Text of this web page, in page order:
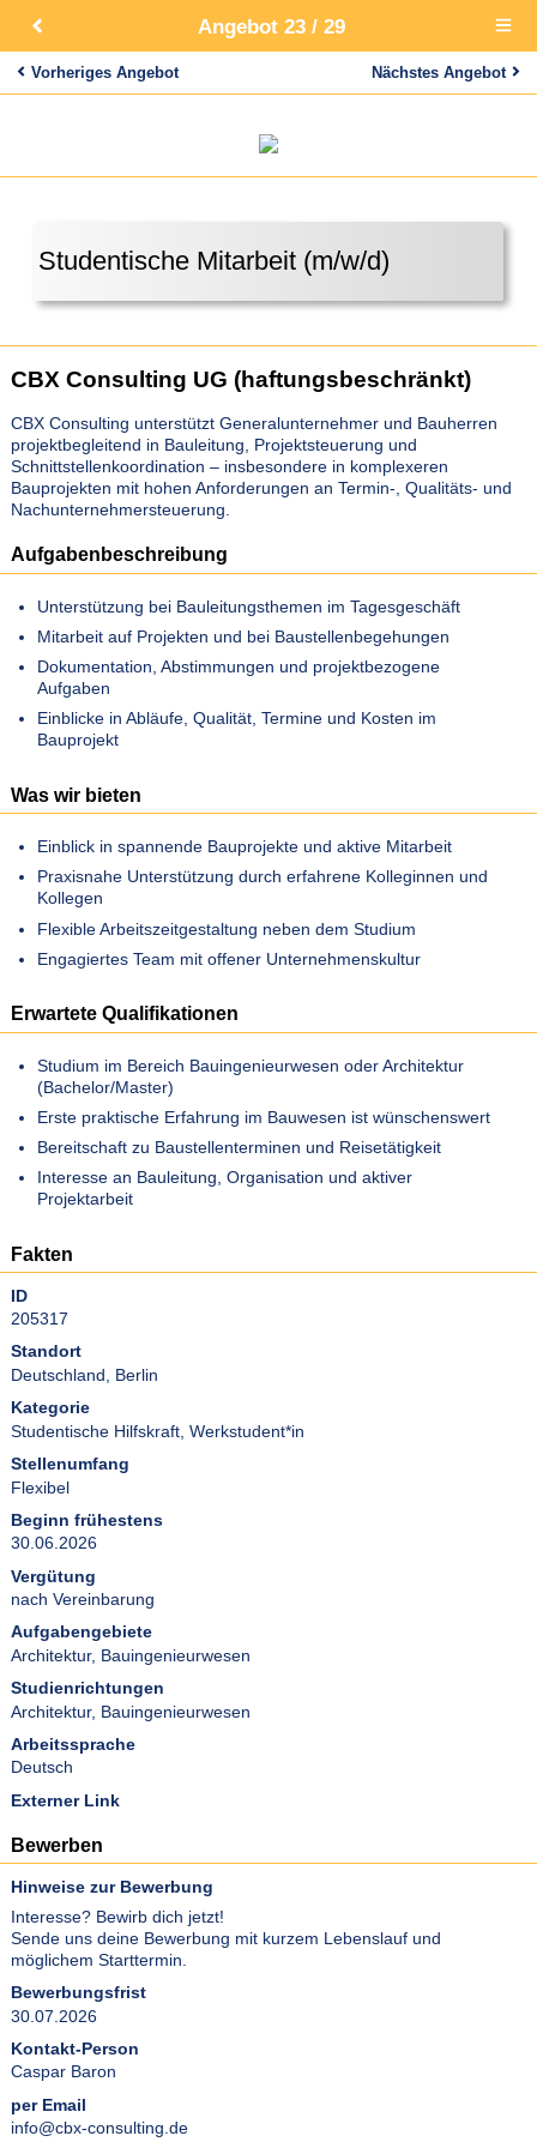
Angebot 23 / 29
Open
menu
Vorheriges Angebot Nächstes Angebot
Studentische Mitarbeit (m/w/d)
CBX Consulting UG (haftungsbeschränkt)
CBX Consulting unterstützt Generalunternehmer und Bauherren
projektbegleitend in Bauleitung, Projektsteuerung und
Schnittstellenkoordination – insbesondere in komplexeren
Bauprojekten mit hohen Anforderungen an Termin-, Qualitäts- und
Nachunternehmersteuerung.
Aufgabenbeschreibung
Unterstützung bei Bauleitungsthemen im Tagesgeschäft
Mitarbeit auf Projekten und bei Baustellenbegehungen
Dokumentation, Abstimmungen und projektbezogene
Aufgaben
Einblicke in Abläufe, Qualität, Termine und Kosten im
Bauprojekt
Was wir bieten
Einblick in spannende Bauprojekte und aktive Mitarbeit
Praxisnahe Unterstützung durch erfahrene Kolleginnen und
Kollegen
Flexible Arbeitszeitgestaltung neben dem Studium
Engagiertes Team mit offener Unternehmenskultur
Erwartete Qualifikationen
Studium im Bereich Bauingenieurwesen oder Architektur
(Bachelor/Master)
Erste praktische Erfahrung im Bauwesen ist wünschenswert
Bereitschaft zu Baustellenterminen und Reisetätigkeit
Interesse an Bauleitung, Organisation und aktiver
Projektarbeit
Fakten
ID
205317
Standort
Deutschland, Berlin
Kategorie
Studentische Hilfskraft Werkstudent*in
Stellenumfang
Flexibel
Beginn frühestens
30.06.2026
Vergütung
nach Vereinbarung
Aufgabengebiete
Architektur, Bauingenieurwesen
Studienrichtungen
Architektur, Bauingenieurwesen
Arbeitssprache
Deutsch
Externer Link
Bewerben
Hinweise zur Bewerbung
Interesse? Bewirb dich jetzt!
Sende uns deine Bewerbung mit kurzem Lebenslauf und
möglichem Starttermin.
Bewerbungsfrist
30.07.2026
Kontakt-Person
Caspar Baron
per Email
info@cbx-consulting.de